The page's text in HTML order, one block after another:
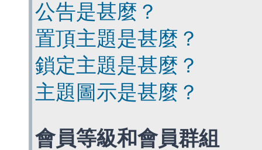
公告是甚麼？
置頂主題是甚麼？
鎖定主題是甚麼？
主題圖示是甚麼？
會員等級和會員群組